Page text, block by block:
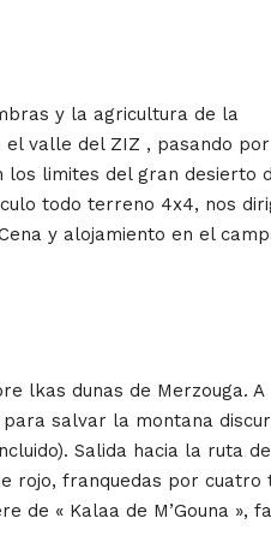
y la agricultura de la
valle del ZIZ , pasando por
limites del gran desierto
todo terreno 4x4, nos
y alojamiento en el
lkas dunas de Merzouga. A
salvar la montana
Salida hacia la ruta
rojo, franquedas por cuatro
de « Kalaa de M’Gouna »,